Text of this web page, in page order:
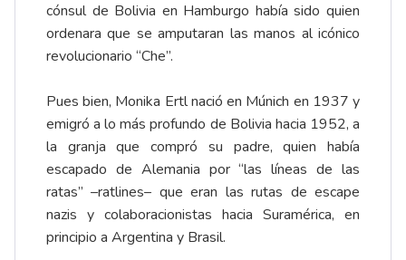
cónsul de Bolivia en Hamburgo había sido quien
ordenara que se amputaran las manos al icónico
revolucionario “Che”.
Pues bien, Monika Ertl nació en Múnich en 1937 y
emigró a lo más profundo de Bolivia hacia 1952, a
la granja que compró su padre, quien había
escapado de Alemania por “las líneas de las
ratas” –ratlines– que eran las rutas de escape
nazis y colaboracionistas hacia Suramérica, en
principio a Argentina y Brasil.